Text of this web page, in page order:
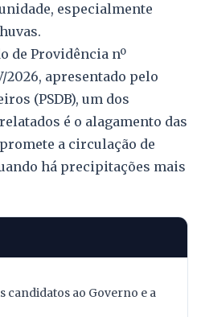
especialmente
de Providência nº
2026, apresentado pelo
(PSDB), um dos
é o alagamento das
a circulação de
há precipitações mais
candidatos ao Governo e a